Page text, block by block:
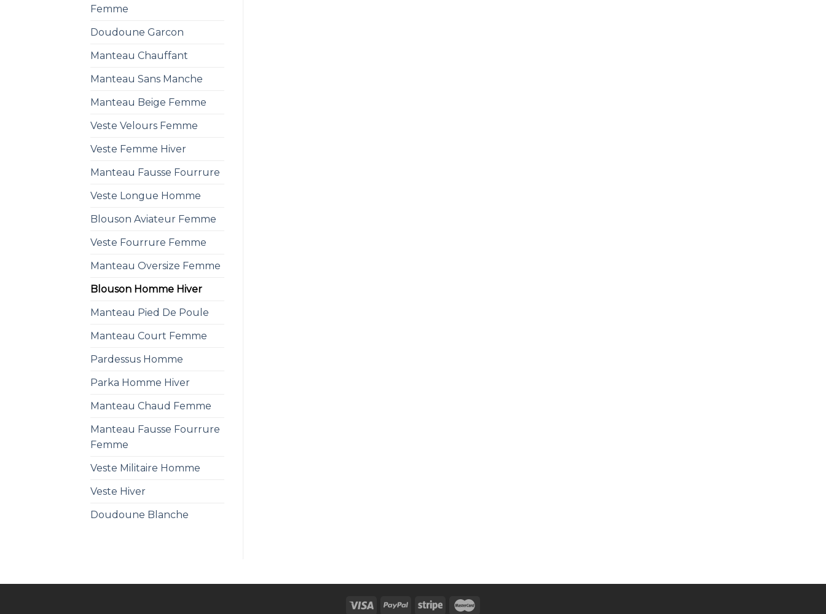
Femme
Doudoune Garcon
Manteau Chauffant
Manteau Sans Manche
Manteau Beige Femme
Veste Velours Femme
Veste Femme Hiver
Manteau Fausse Fourrure
Veste Longue Homme
Blouson Aviateur Femme
Veste Fourrure Femme
Manteau Oversize Femme
Blouson Homme Hiver
Manteau Pied De Poule
Manteau Court Femme
Pardessus Homme
Parka Homme Hiver
Manteau Chaud Femme
Manteau Fausse Fourrure
Femme
Veste Militaire Homme
Veste Hiver
Doudoune Blanche